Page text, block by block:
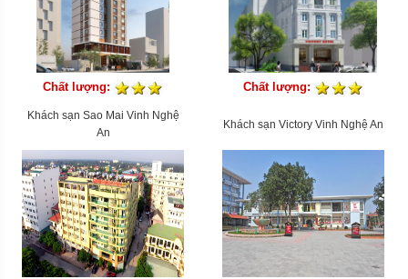
Chất lượng:
Khách sạn Sao Mai Vinh Nghệ
An
Chất lượng:
Khách sạn Victory Vinh Nghệ An